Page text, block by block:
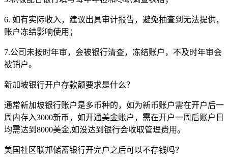
6. 如有实际收入，建议出具审计报告，避免抽查到无法提供，
账户冻结影响使用；
7.公司未按时年审，会被银行清查，冻结账户，不及时年审会
被销户。
新加坡银行开户存款额要求是什么？
通常新加坡银行账户是多币种的，如为新币账户需在开户后一
周内存入3000新币，如开通美金账户，需在开户一周后账户日
均需达到8000美金,如没达到银行会收取管理费用。
美国社区联邦储蓄银行开完户之后可以不存钱吗？